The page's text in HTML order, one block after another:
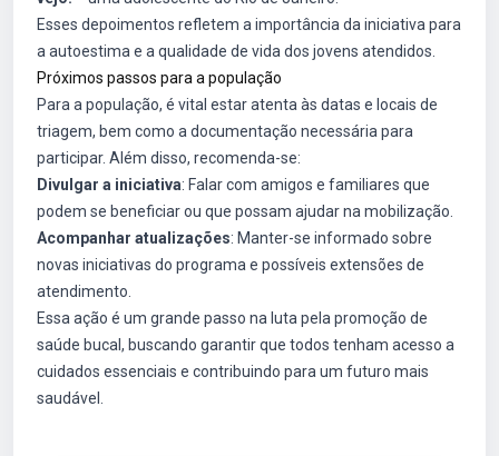
Esses depoimentos refletem a importância da iniciativa para
a autoestima e a qualidade de vida dos jovens atendidos.
Próximos passos para a população
Para a população, é vital estar atenta às datas e locais de
triagem, bem como a documentação necessária para
participar. Além disso, recomenda-se:
Divulgar a iniciativa: Falar com amigos e familiares que
podem se beneficiar ou que possam ajudar na mobilização.
Acompanhar atualizações: Manter-se informado sobre
novas iniciativas do programa e possíveis extensões de
atendimento.
Essa ação é um grande passo na luta pela promoção de
saúde bucal, buscando garantir que todos tenham acesso a
cuidados essenciais e contribuindo para um futuro mais
saudável.